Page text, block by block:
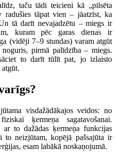
taču tādi teicieni kā „pilsēta
tāpat vien – jāatzīst, ka
tā darīt nevajadzētu – miegs ir
kuram pēc garas dienas ir
(vidēji 7–9 stundas) varam atgūt
pirmā palīdzība – miegs.
to darīt tūlīt pat, jo izlaisto
atgūt.
visdažādākajos veidos: no
ķermeņa sagatavošanai.
to dažādas ķermeņa funkcijas
neizjūtam, kopējā pašsajūta ir
esam labākā noskaņojumā.